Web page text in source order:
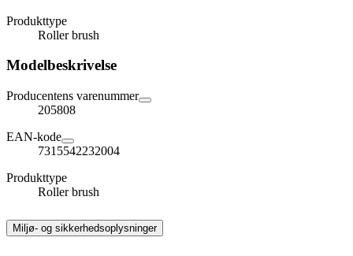
Produkttype
Roller brush
Modelbeskrivelse
Producentens varenummer
205808
EAN-kode
7315542232004
Produkttype
Roller brush
Miljø- og sikkerhedsoplysninger